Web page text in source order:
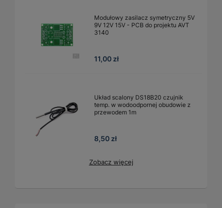
Modułowy zasilacz symetryczny 5V
9V 12V 15V - PCB do projektu AVT
3140
11,00 zł
Układ scalony DS18B20 czujnik
temp. w wodoodpornej obudowie z
przewodem 1m
8,50 zł
Zobacz więcej